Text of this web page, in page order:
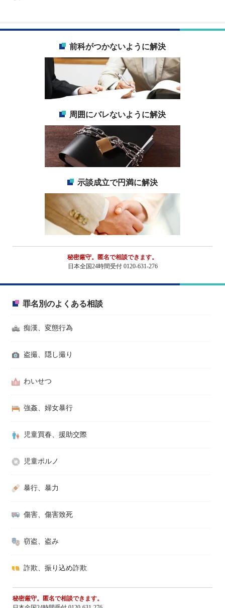
前科がつかないように解決
周囲にバレないように解決
示談成立で円満に解決
秘密厳守。匿名で相談できます。
日本全国24時間受付 0120-631-276
罪名別のよくある相談
痴漢、変態行為
盗撮、隠し撮り
わいせつ
強姦、婦女暴行
児童買春、援助交際
児童ポルノ
暴行、暴力
傷害、傷害致死
窃盗、盗み
詐欺、振り込め詐欺
秘密厳守。匿名で相談できます。